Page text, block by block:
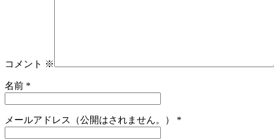
コメント ※
名前 *
メールアドレス（公開はされません。） *